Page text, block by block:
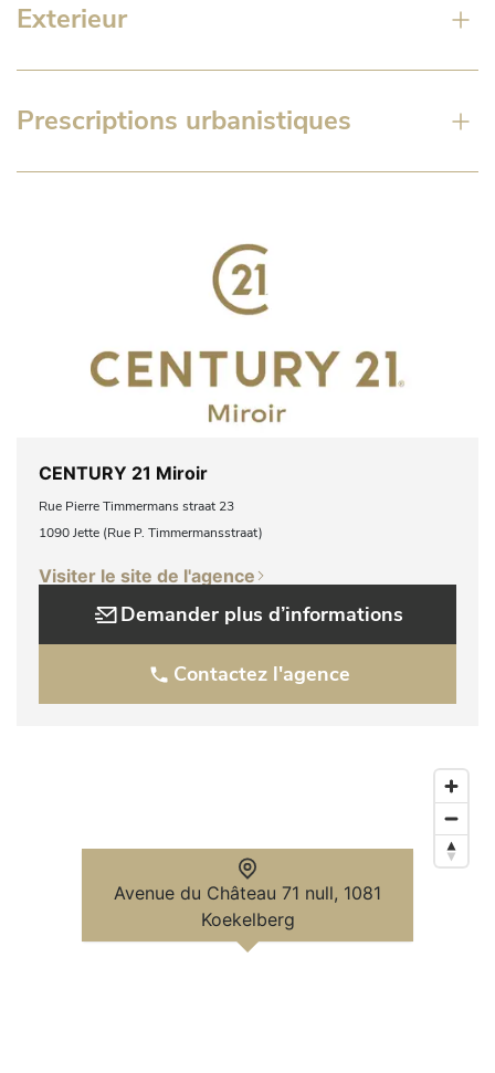
Exterieur
Prescriptions urbanistiques
CENTURY 21 Miroir
Rue Pierre Timmermans straat 23
1090 Jette (Rue P. Timmermansstraat)
Visiter le site de l'agence
Demander plus d’informations
Contactez l'agence
Avenue du Château 71 null, 1081
Koekelberg